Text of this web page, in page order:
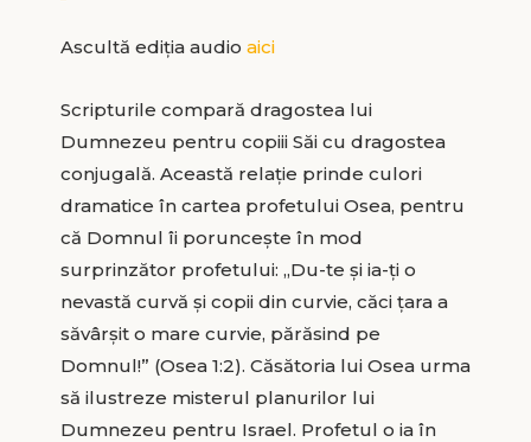
Ascultă ediția audio aici
Scripturile compară dragostea lui
Dumnezeu pentru copiii Săi cu dragostea
conjugală. Această relaţie prinde culori
dramatice în cartea profetului Osea, pentru
că Domnul îi porunceşte în mod
surprinzător profetului: „Du-te şi ia-ţi o
nevastă curvă şi copii din curvie, căci ţara a
săvârşit o mare curvie, părăsind pe
Domnul!” (Osea 1:2). Căsătoria lui Osea urma
să ilustreze misterul planurilor lui
Dumnezeu pentru Israel. Profetul o ia în